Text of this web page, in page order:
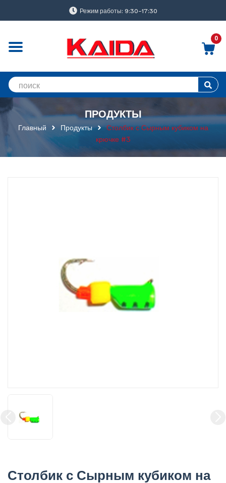
Режим работы: 9:30-17:30
0
ПРОДУКТЫ
Главный Продукты
Столбик с Сырным кубиком на
крючке #3
Столбик с Сырным кубиком на